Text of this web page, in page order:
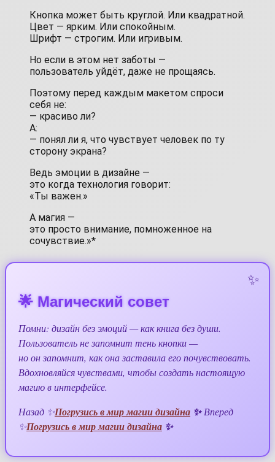
Кнопка может быть круглой. Или квадратной.
Цвет — ярким. Или спокойным.
Шрифт — строгим. Или игривым.
Но если в этом нет заботы —
пользователь уйдёт, даже не прощаясь.
Поэтому перед каждым макетом спроси
себя не:
— красиво ли?
А:
— понял ли я, что чувствует человек по ту
сторону экрана?
Ведь эмоции в дизайне —
это когда технология говорит:
«Ты важен.»
А магия —
это просто внимание, помноженное на
сочувствие.»*
🌟 Магический совет
Помни: дизайн без эмоций — как книга без души.
Пользователь не запомнит тень кнопки —
но он запомнит, как она заставила его почувствовать.
Вдохновляйся чувствами, чтобы создать настоящую
магию в интерфейсе.
Назад ✨Погрузись в мир магии дизайна ✨Вперед
✨Погрузись в мир магии дизайна ✨